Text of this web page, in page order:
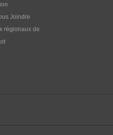
Joindre
régionaux de